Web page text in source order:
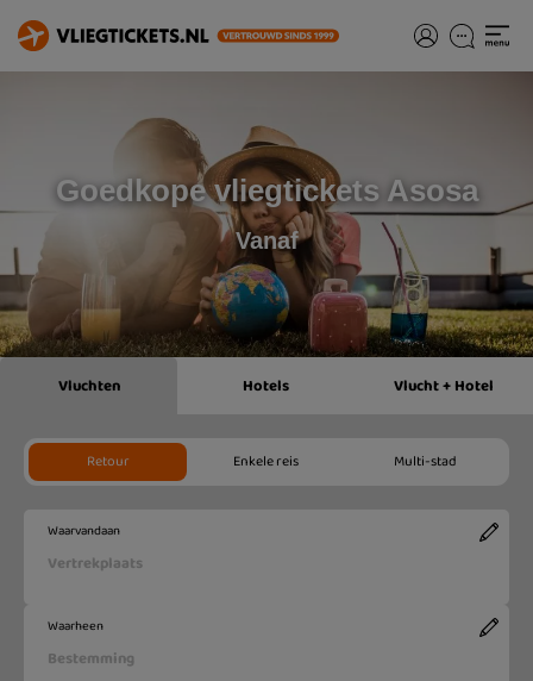
Goedkope vliegtickets Asosa
Vanaf